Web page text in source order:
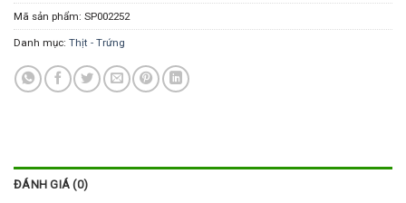
Mã sản phẩm: SP002252
Danh mục: Thịt - Trứng
ĐÁNH GIÁ (0)